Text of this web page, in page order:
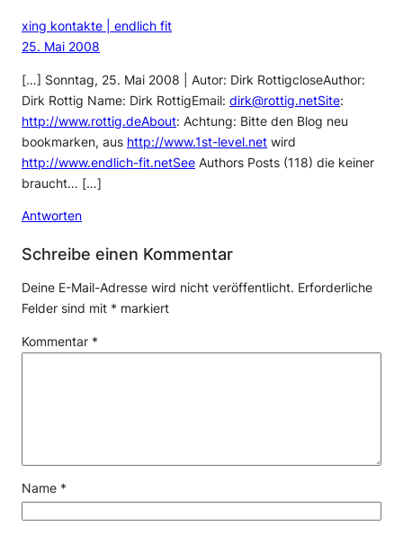
xing kontakte | endlich fit
25. Mai 2008
[…] Sonntag, 25. Mai 2008 | Autor: Dirk RottigcloseAuthor:
Dirk Rottig Name: Dirk RottigEmail: dirk@rottig.netSite:
http://www.rottig.deAbout: Achtung: Bitte den Blog neu
bookmarken, aus http://www.1st-level.net wird
http://www.endlich-fit.netSee Authors Posts (118) die keiner
braucht… […]
Antworten
Schreibe einen Kommentar
Deine E-Mail-Adresse wird nicht veröffentlicht. Erforderliche
Felder sind mit * markiert
Kommentar *
Name *